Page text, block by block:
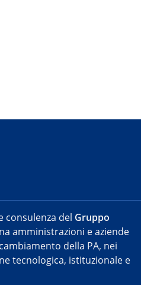
consulenza del Gruppo
amministrazioni e aziende
della PA, nei
tecnologica, istituzionale e